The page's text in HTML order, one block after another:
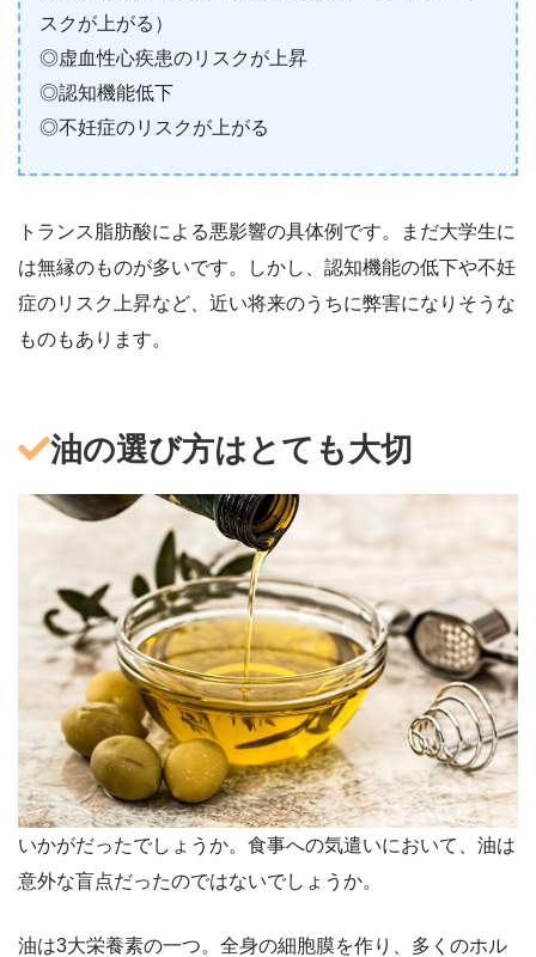
スクが上がる）
◎虚血性心疾患のリスクが上昇
◎認知機能低下
◎不妊症のリスクが上がる
トランス脂肪酸による悪影響の具体例です。まだ大学生に
は無縁のものが多いです。しかし、認知機能の低下や不妊
症のリスク上昇など、近い将来のうちに弊害になりそうな
ものもあります。
油の選び方はとても大切
いかがだったでしょうか。食事への気遣いにおいて、油は
意外な盲点だったのではないでしょうか。
油は3大栄養素の一つ。全身の細胞膜を作り、多くのホル